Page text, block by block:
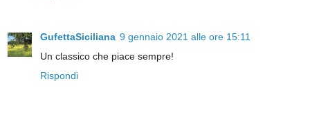
GufettaSiciliana 9 gennaio 2021 alle ore 15:11
Un classico che piace sempre!
Rispondi